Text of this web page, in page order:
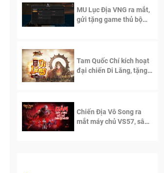
MU Lục Địa VNG ra mắt,
gửi tặng game thủ bộ
Tam Quốc Chí kích hoạt
đại chiến Di Lăng, tặng
Chiến Địa Vô Song ra
mắt máy chủ VS57, sân